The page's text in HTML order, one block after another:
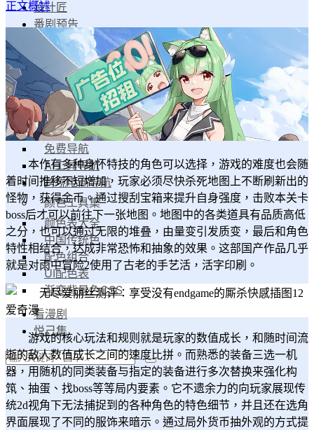
设计匠
番剧预告
漫物工坊
漫家人
工具集
导航工具集
设计导航
素材导航
免费导航
AI工具导航
跨境电商导航
颜色工具集
颜色表大全
中国传统色
配色组合
UI配色表
渐变背景色CSS
看漫剧
悦己集
正文概述
本作有多种身怀特技的角色可以选择，游戏的难度也会随
着时间推移不短增加，玩家必须尽快杀死地图上不断刷新出的
怪物，获得金币。通过搜刮宝箱来提升自身强度，击败本关卡
boss后才可以前往下一张地图。地图中的各类道具有品质高低
之分，也可以通过无限的堆叠，由量变引发质变，最后和角色
特性相结合，达成非常恐怖和抽象的效果。这部国产作品几乎
就是对雨中冒险2使用了古老的手艺活，活字印刷。
游戏的核心玩法和规则就是玩家的数值成长，和随时间流
逝的敌人数值成长之间的速度比拼。而熟悉的装备三选一机
器，用随机的同类装备与指定的装备进行多次替换来强化构
筑、抽蛋、找boss等等局内要素。它不遗余力的向玩家展现传
统2d视角下无法捕捉到的各种角色的特色细节，并且还在选角
界面展现了不同的服饰来暗示。通过局外货币抽外观的方式提